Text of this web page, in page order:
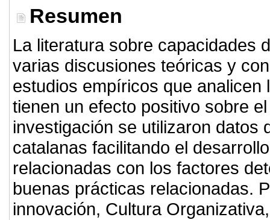
Resumen
La literatura sobre capacidades
varias discusiones teóricas y
estudios empíricos que
tienen un efecto positivo sobre
investigación se utilizaron datos
catalanas facilitando el
relacionadas con los factores
buenas prácticas relacionadas.
innovación, Cultura